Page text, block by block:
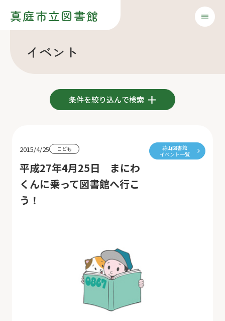
真庭市立図書館
イベント
条件を絞り込んで検索
2015/4/25 こども
平成27年4月25日 まにわ
くんに乗って図書館へ行こ
う！
蒜山図書館
イベント一覧